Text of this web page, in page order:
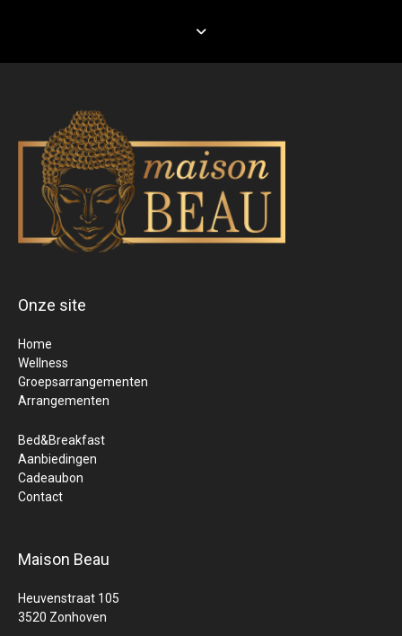
Onze site
Home
Wellness
Groepsarrangementen
Arrangementen
Bed&Breakfast
Aanbiedingen
Cadeaubon
Contact
Maison Beau
Heuvenstraat 105
3520 Zonhoven